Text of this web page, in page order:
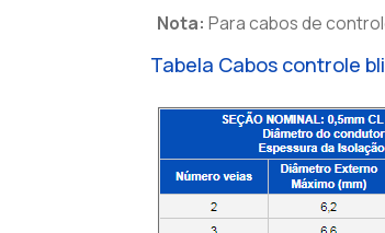
Nota: Para cabos de
Tabela Cabos controle